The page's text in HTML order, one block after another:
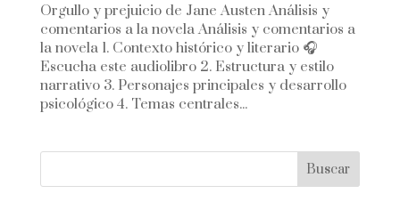
Orgullo y prejuicio de Jane Austen Análisis y
comentarios a la novela Análisis y comentarios a
la novela 1. Contexto histórico y literario 🎧
Escucha este audiolibro 2. Estructura y estilo
narrativo 3. Personajes principales y desarrollo
psicológico 4. Temas centrales...
Buscar